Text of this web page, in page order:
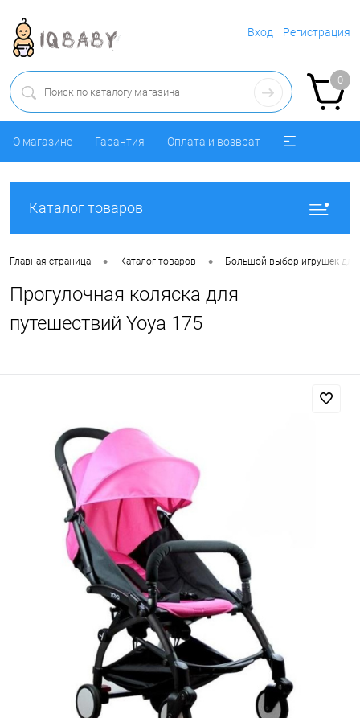
Вход Регистрация
0
О магазине Гарантия Оплата и возврат
Каталог товаров
Главная страница • Каталог товаров • Большой выбор игрушек для
Прогулочная коляска для
путешествий Yoya 175